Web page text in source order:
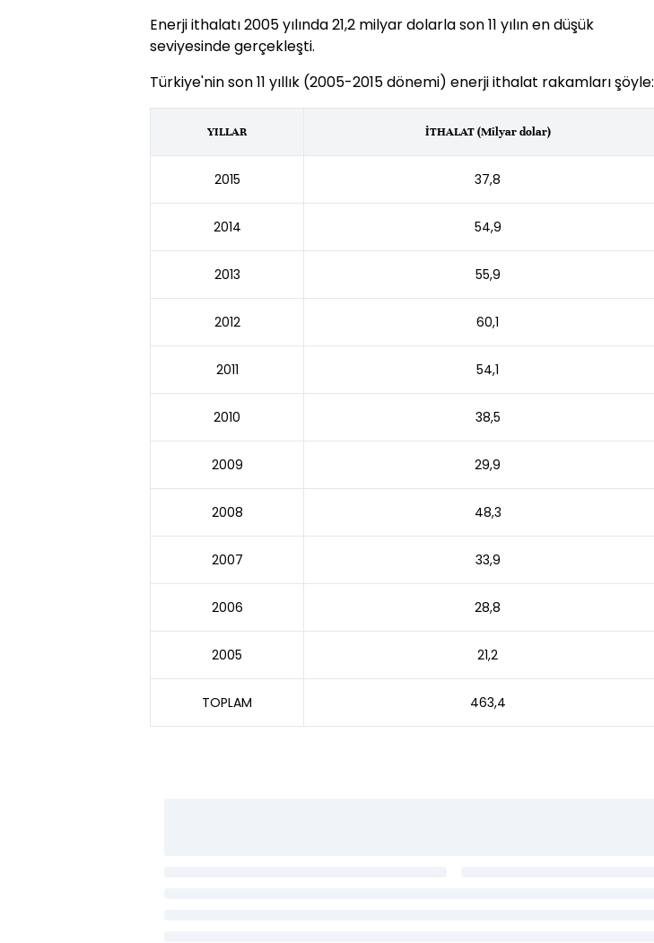
Enerji ithalatı 2005 yılında 21,2 milyar dolarla son 11 yılın en düşük
seviyesinde gerçekleşti.
Türkiye'nin son 11 yıllık (2005-2015 dönemi) enerji ithalat rakamları şöyle:
YILLAR İTHALAT (Milyar dolar)
2015 37,8
2014 54,9
2013 55,9
2012 60,1
2011 54,1
2010 38,5
2009 29,9
2008 48,3
2007 33,9
2006 28,8
2005 21,2
TOPLAM 463,4